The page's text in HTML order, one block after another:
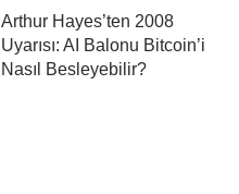
Arthur Hayes’ten 2008
Uyarısı: AI Balonu Bitcoin’i
Nasıl Besleyebilir?